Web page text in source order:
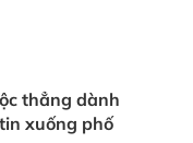
thẳng dành
xuống phố